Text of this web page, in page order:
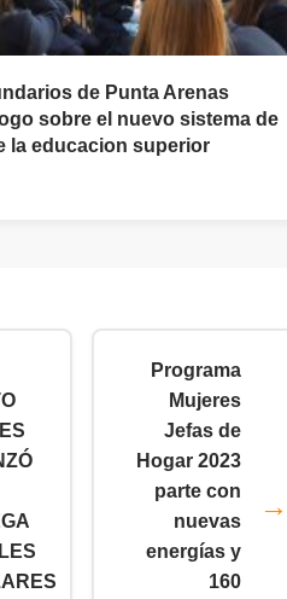
de Punta Arenas
sobre el nuevo sistema de
la educacion superior
Programa
Mujeres
Jefas de
Hogar 2023
parte con
nuevas
energías y
160